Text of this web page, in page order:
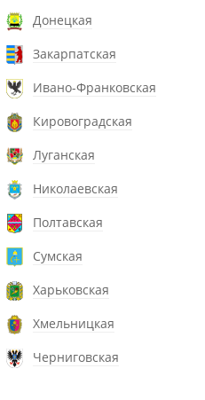
Донецкая
Закарпатская
Ивано-Франковская
Кировоградская
Луганская
Николаевская
Полтавская
Сумская
Харьковская
Хмельницкая
Черниговская